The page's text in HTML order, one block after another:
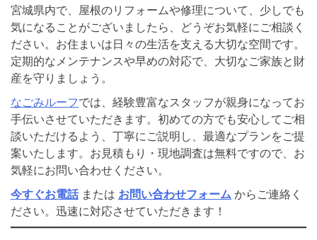
宮城県内で、屋根のリフォームや修理について、少しでも
気になることがございましたら、どうぞお気軽にご相談く
ださい。お住まいは日々の生活を支える大切な空間です。
定期的なメンテナンスや早めの対応で、大切なご家族と財
産を守りましょう。
なごみルーフでは、経験豊富なスタッフが親身になってお
手伝いさせていただきます。初めての方でも安心してご相
談いただけるよう、丁寧にご説明し、最適なプランをご提
案いたします。お見積もり・現地調査は無料ですので、お
気軽にお問い合わせください。
今すぐお電話または お問い合わせフォームからご連絡く
ださい。迅速に対応させていただきます！